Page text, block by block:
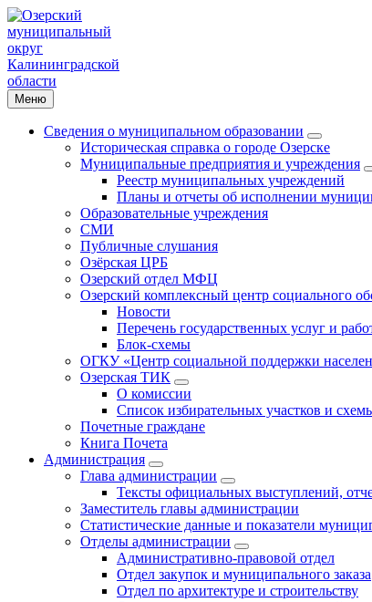
Меню
Сведения о муниципальном образовании
Историческая справка о городе Озерске
Муниципальные предприятия и учреждения
Реестр муниципальных учреждений
Планы и отчеты об исполнении
Образовательные учреждения
СМИ
Публичные слушания
Озёрская ЦРБ
Озерский отдел МФЦ
Озерский комплексный центр социального
Новости
Перечень государственных услуг и
Блок-схемы
ОГКУ «Центр социальной поддержки
Озерская ТИК
О комиссии
Список избирательных участков и
Почетные граждане
Книга Почета
Администрация
Глава администрации
Тексты официальных выступлений,
Заместитель главы администрации
Статистические данные и показатели
Отделы администрации
Административно-правовой отдел
Отдел закупок и муниципального заказа
Отдел по архитектуре и строительству